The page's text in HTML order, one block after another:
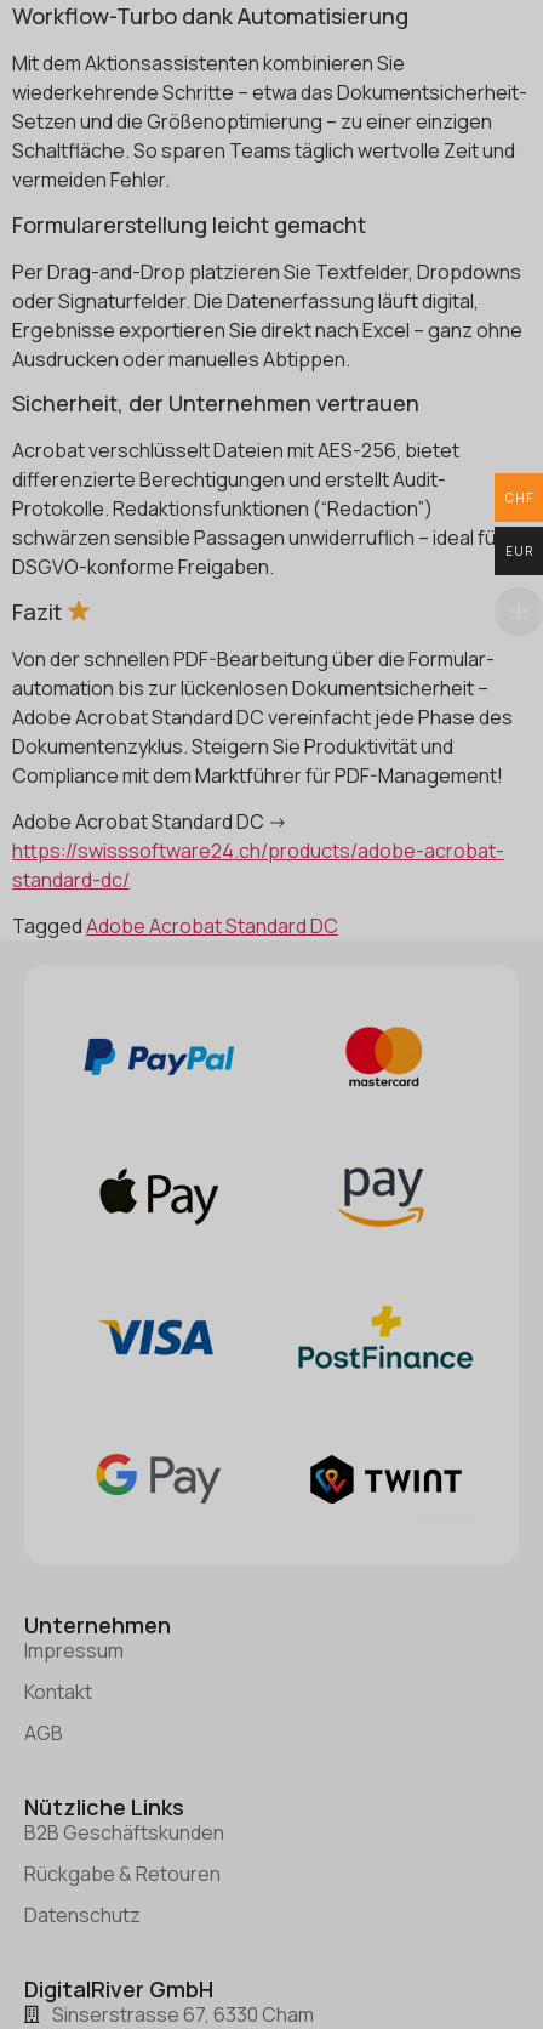
Workflow-Turbo dank Automatisierung
Mit dem Aktionsassistenten kombinieren Sie
wiederkehrende Schritte – etwa das Dokumentsicherheit-
Setzen und die Größenoptimierung – zu einer einzigen
Schaltfläche. So sparen Teams täglich wertvolle Zeit und
vermeiden Fehler.
Formularerstellung leicht gemacht
Per Drag-and-Drop platzieren Sie Textfelder, Dropdowns
oder Signaturfelder. Die Datenerfassung läuft digital,
Ergebnisse exportieren Sie direkt nach Excel – ganz ohne
Ausdrucken oder manuelles Abtippen.
Sicherheit, der Unternehmen vertrauen
Acrobat verschlüsselt Dateien mit AES-256, bietet
differenzierte Berechtigungen und erstellt Audit-
Protokolle. Redaktionsfunktionen (“Redaction”)
schwärzen sensible Passagen unwiderruflich – ideal für
DSGVO-konforme Freigaben.
Fazit
Von der schnellen PDF-Bearbeitung über die Formular­
automation bis zur lückenlosen Dokumentsicherheit –
Adobe Acrobat Standard DC vereinfacht jede Phase des
Dokumenten­zyklus. Steigern Sie Produktivität und
Compliance mit dem Marktführer für PDF-Management!
Adobe Acrobat Standard DC ->
https://swisssoftware24.ch/products/adobe-acrobat-
standard-dc/
TaggedAdobe Acrobat Standard DC
Unternehmen
Impressum
Kontakt
AGB
Nützliche Links
B2B Geschäftskunden
Rückgabe & Retouren
Datenschutz
DigitalRiver GmbH
Sinserstrasse 67, 6330 Cham
CHF
EUR